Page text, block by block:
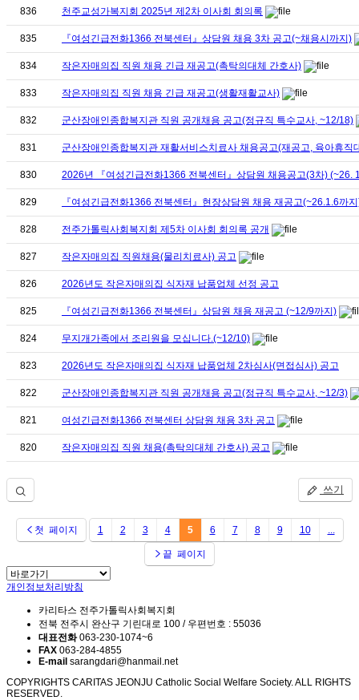
836 천주교성가복지회 2025년 제2차 이사회 회의록
835 『여성긴급전화1366 전북센터』상담원 채용 3차 공고(~채용시까지)
834 작은자매의집 직원 채용 긴급 재공고(촉탁의대체 간호사)
833 작은자매의집 직원 채용 긴급 재공고(생활재활교사)
832 군산장애인종합복지관 직원 공개채용 공고(정규직 특수교사, ~12/18)
831 군산장애인종합복지관 재활서비스치료사 채용공고(재공고, 육아휴직
830 2026년 『여성긴급전화1366 전북센터』상담원 채용공고(3차) (~26.
829 『여성긴급전화1366 전북센터』현장상담원 채용 재공고(~26.1.6까
828 전주가톨릭사회복지회 제5차 이사회 회의록 공개
827 작은자매의집 직원채용(물리치료사) 공고
826 2026년도 작은자매의집 식자재 납품업체 선정 공고
825 『여성긴급전화1366 전북센터』상담원 채용 재공고 (~12/9까지)
824 무지개가족에서 조리원을 모십니다.(~12/10)
823 2026년도 작은자매의집 식자재 납품업체 2차심사(면접심사) 공고
822 군산장애인종합복지관 직원 공개채용 공고(정규직 특수교사, ~12/3)
821 여성긴급전화1366 전북센터 상담원 채용 3차 공고
820 작은자매의집 직원 채용(촉탁의대체 간호사) 공고
쓰기
첫 페이지 1 2 3 4 5 6 7 8 9 10 ...
끝 페이지
개인정보처리방침
카리타스 전주가톨릭사회복지회
전북 전주시 완산구 기린대로 100 / 우편번호 : 55036
대표전화063-230-1074~6
FAX 063-284-4855
E-mail sarangdari@hanmail.net
COPYRIGHTS CARITAS JEONJU Catholic Social Welfare Society. ALL RIGHTS
RESERVED.